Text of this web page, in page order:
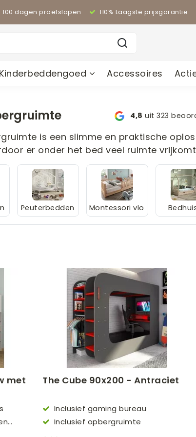
100 dagen proefslapen 110% Laagste prijsgarantie
Kinderbeddengoed Accessoires
4,8 uit 323
is een slimme en praktische
er onder het bed veel ruimte
Peuterbedden
Montessori vlo
met
The Cube 90x200 - Antraciet
Inclusief gaming bureau
Inclusief opbergruimte